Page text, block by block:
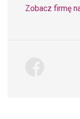
Zobacz firmę